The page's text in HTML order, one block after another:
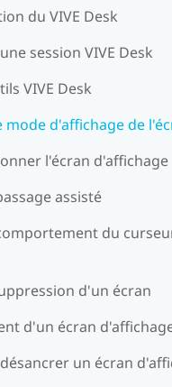
du VIVE Desk
session VIVE Desk
VIVE Desk
mode d'affichage de
l'écran d'affichage
assisté
du
d'un écran
d'un écran
un écran